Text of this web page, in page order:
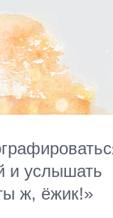
и услышать
ж, ёжик!»